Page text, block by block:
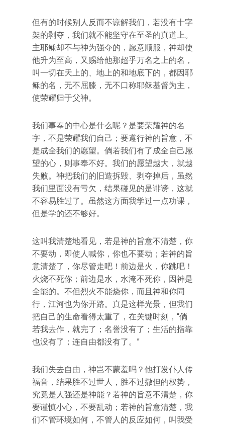
但有的时候别人反而不谅解我们，若没有十字
架的剥夺，我们就不能坚守在至圣的真道上。
主耶稣却不与神为强夺的，愿意顺服，神却使
他升为至高，又赐给他那超乎万名之上的名，
叫一切在天上的、地上的和地底下的，都因耶
稣的名，无不屈膝，无不口称耶稣基督为主，
使荣耀归于父神。
我们事奉的中心是什么呢？是要荣耀神的名
字，不是荣耀我们自己；要遵行神的旨意，不
是成全我们的愿望。倘若我们有了成全自己愿
望的心，则事奉不好。我们的愿望越大，就越
失败。神把我们的旧造拆毁、剥夺掉后，虽然
我们里面没有亏欠，结果碰见的是诽谤，这就
不容易胜过了。虽然这方面我学过一点功课，
但是学的还不够好。
这叫我清楚地看见，若是神的旨意不清楚，你
不要动，即使人喊你，你也不要动；若神的旨
意清楚了，你尽管走吧！前边是火，你跳吧！
火烧不死你；前边是水，水淹不死你，因神是
全能的。不但烈火不能烧你，而且神和你同
行，江河也为你开路。真是这样光景，但我们
把自己的生命看得太重了，在关键时刻，“倘
若我去作，就完了；名誉没有了；生活的指靠
也没有了；连自由都没有了。”
我们失去自由，神岂不蒙羞吗？他打发仆人传
福音，结果胜不过世人，胜不过撒但的权势，
究竟是人强还是神能？若神的旨意不清楚，你
要谨慎小心，不要乱动；若神的旨意清楚，我
们不管环境如何，不管人的反应如何，叫我受